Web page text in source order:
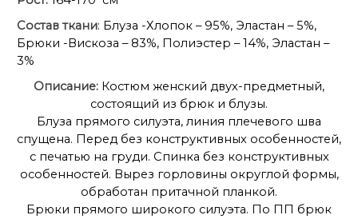
Состав ткани: Блуза -Хлопок – 95%, Эластан – 5%,
Брюки -Вискоза – 83%, Полиэстер – 14%, Эластан –
3%
Описание: Костюм женский двух-предметный,
состоящий из брюк и блузы.
Блуза прямого силуэта, линия плечевого шва
спущена. Перед без конструктивных особенностей,
с печатью на груди. Спинка без конструктивных
особенностей. Вырез горловины округлой формы,
обработан притачной планкой.
Брюки прямого широкого силуэта. По ПП брюк